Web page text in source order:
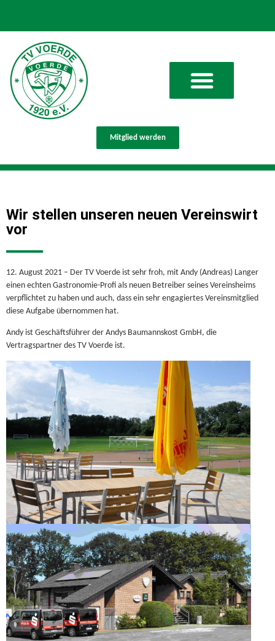
Mitglied werden
Wir stellen unseren neuen Vereinswirt
vor
12. August 2021 – Der TV Voerde ist sehr froh, mit Andy (Andreas) Langer
einen echten Gastronomie-Profi als neuen Betreiber seines Vereinsheims
verpflichtet zu haben und auch, dass ein sehr engagiertes Vereinsmitglied
diese Aufgabe übernommen hat.
Andy ist Geschäftsführer der Andys Baumannskost GmbH, die
Vertragspartner des TV Voerde ist.